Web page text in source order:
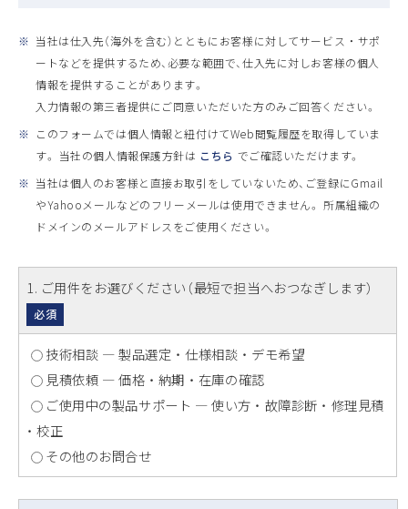
※ 当社は仕入先（海外を含む）とともにお客様に対してサービス ・ サポ
ートなどを提供するため、必要な範囲で、仕入先に対しお客様の個人
情報を提供することがあります。
入力情報の第三者提供にご同意いただいた方のみご回答ください。
※ このフォームでは個人情報と紐付けてWeb閲覧履歴を取得していま
す。 当社の個人情報保護方針は こちら でご確認いただけます。
※ 当社は個人のお客様と直接お取引をしていないため、ご登録にGmail
やYahooメールなどのフリーメールは使用できません。 所属組織の
ドメインのメールアドレスをご使用ください。
1 . ご用件をお選びください（最短で担当へおつなぎします）
必須
技術相談 ― 製品選定 ・ 仕様相談 ・ デモ希望
見積依頼 ― 価格 ・ 納期 ・ 在庫の確認
ご使用中の製品サポート ― 使い方 ・ 故障診断 ・ 修理見積
・ 校正
その他のお問合せ